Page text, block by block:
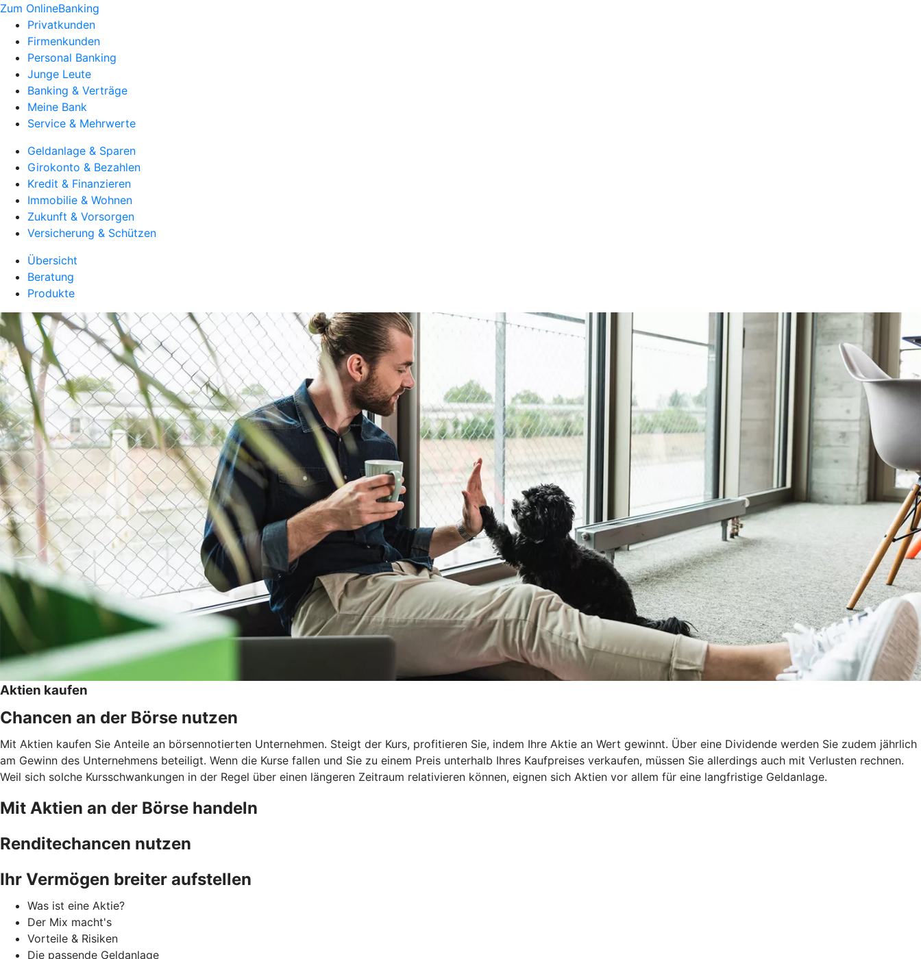
Zum OnlineBanking
Privatkunden
Firmenkunden
Personal Banking
Junge Leute
Banking & Verträge
Meine Bank
Service & Mehrwerte
Geldanlage & Sparen
Girokonto & Bezahlen
Kredit & Finanzieren
Immobilie & Wohnen
Zukunft & Vorsorgen
Versicherung & Schützen
Übersicht
Beratung
Produkte
Aktien kaufen
Chancen an der Börse nutzen
Mit Aktien kaufen Sie Anteile an börsennotierten Unternehmen. Steigt der Kurs, profitieren Sie, indem Ihre Aktie an Wert gewinnt. Über eine Dividende werden Sie zudem jährlich
am Gewinn des Unternehmens beteiligt. Wenn die Kurse fallen und Sie zu einem Preis unterhalb Ihres Kaufpreises verkaufen, müssen Sie allerdings auch mit Verlusten rechnen.
Weil sich solche Kursschwankungen in der Regel über einen längeren Zeitraum relativieren können, eignen sich Aktien vor allem für eine langfristige Geldanlage.
Mit Aktien an der Börse handeln
Renditechancen nutzen
Ihr Vermögen breiter aufstellen
Was ist eine Aktie?
Der Mix macht's
Vorteile & Risiken
Die passende Geldanlage